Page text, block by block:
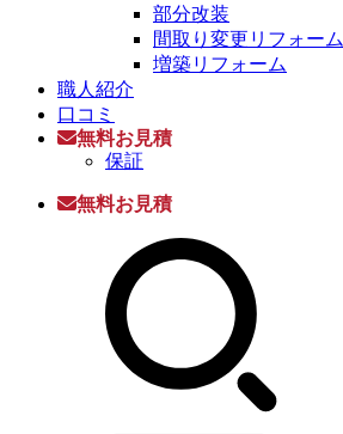
部分改装
間取り変更リフォーム
増築リフォーム
職人紹介
口コミ
無料お見積
保証
無料お見積